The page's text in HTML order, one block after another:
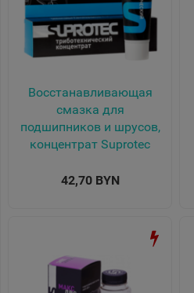
Восстанавливающая
смазка для
подшипников и шрусов,
концентрат Suprotec
42,70 BYN